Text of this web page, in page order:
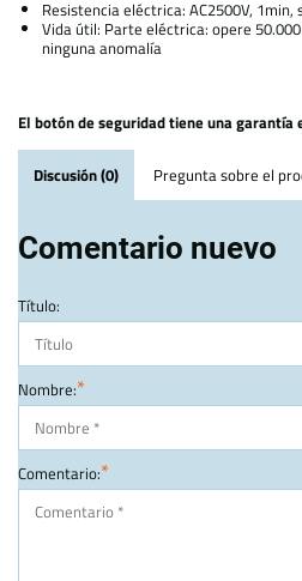
Resistencia eléctrica: AC2500V,
Vida útil: Parte eléctrica: opere
ninguna anomalía
El botón de seguridad tiene una garantía
Discusión (0) Pregunta sobre el
Comentario nuevo
Título:
Nombre:*
Comentario:*